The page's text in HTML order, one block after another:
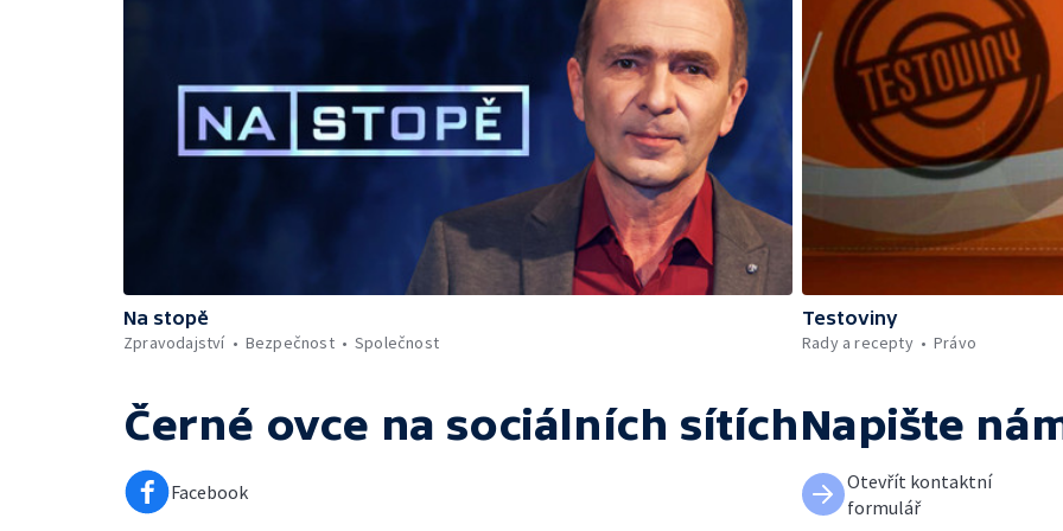
Na stopě
Zpravodajství
Bezpečnost Společnost
Testoviny
Rady a recepty
Právo
Černé ovce na sociálních sítích
Facebook
Napište
Otevřít kontaktní
formulář